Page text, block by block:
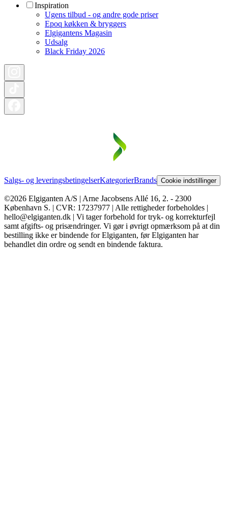
Inspiration
Ugens tilbud - og andre gode priser
Epoq køkken & bryggers
Elgigantens Magasin
Udsalg
Black Friday 2026
Salgs- og leveringsbetingelserKategorierBrands Cookie indstillinger
©2026 Elgiganten A/S | Arne Jacobsens Allé 16, 2. - 2300
København S. | CVR: 17237977 | Alle rettigheder forbeholdes |
hello@elgiganten.dk | Vi tager forbehold for tryk- og korrekturfejl
samt afgifts- og prisændringer. Vi gør i øvrigt opmærksom på at din
bestilling ikke er bindende for Elgiganten, før Elgiganten har
behandlet din ordre og sendt en bindende faktura.